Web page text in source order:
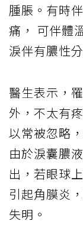
腫脹。有時
痛， 可伴體
淚伴有膿性
醫生表示，
外，不太有
以常被忽略
由於淚囊膿
出，若眼球
引起角膜炎
失明。